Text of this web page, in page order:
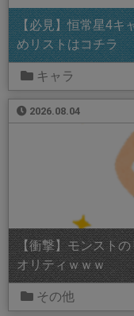
【必見】恒常星4キ
めリストはコチラ
キャラ
2026.08.04
【衝撃】モンスト
オリティｗｗｗ
その他